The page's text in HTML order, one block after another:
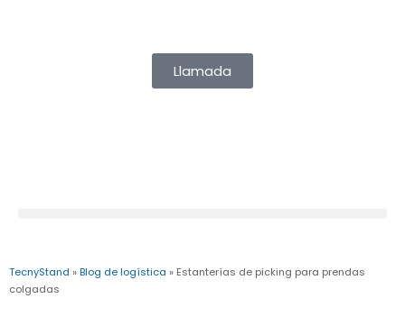
Llamada
TecnyStand »Blog de logística » Estanterías de picking para prendas
colgadas